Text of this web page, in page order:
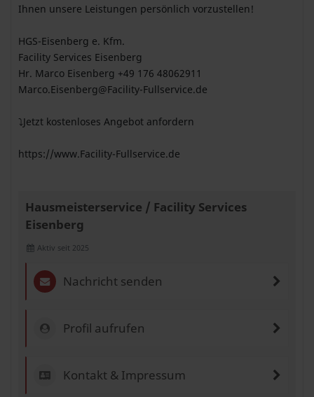
Ihnen unsere Leistungen persönlich vorzustellen!
HGS-Eisenberg e. Kfm.
Facility Services Eisenberg
Hr. Marco Eisenberg +49 176 48062911
Marco.Eisenberg@Facility-Fullservice.de
⤵️Jetzt kostenloses Angebot anfordern
https://www.Facility-Fullservice.de
Hausmeisterservice / Facility Services
Eisenberg
Aktiv seit 2025
Nachricht senden
Profil aufrufen
Kontakt & Impressum